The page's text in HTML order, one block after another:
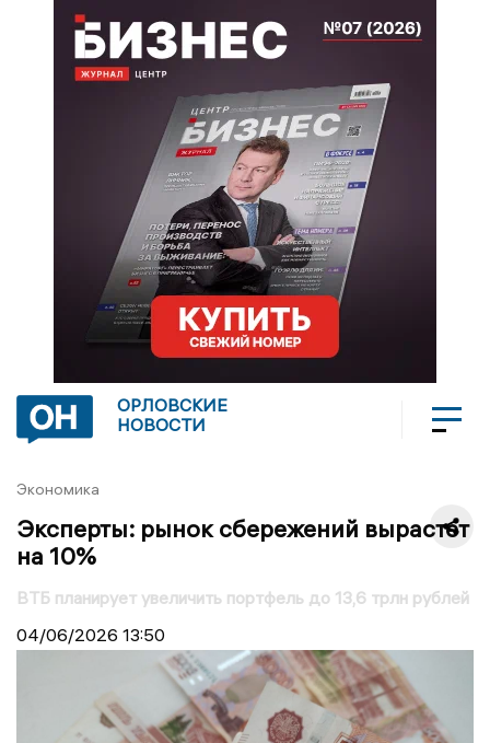
ОРЛОВСКИЕ
НОВОСТИ
Экономика
Эксперты: рынок сбережений вырастет
на 10%
ВТБ планирует увеличить портфель до 13,6 трлн рублей
04/06/2026 13:50